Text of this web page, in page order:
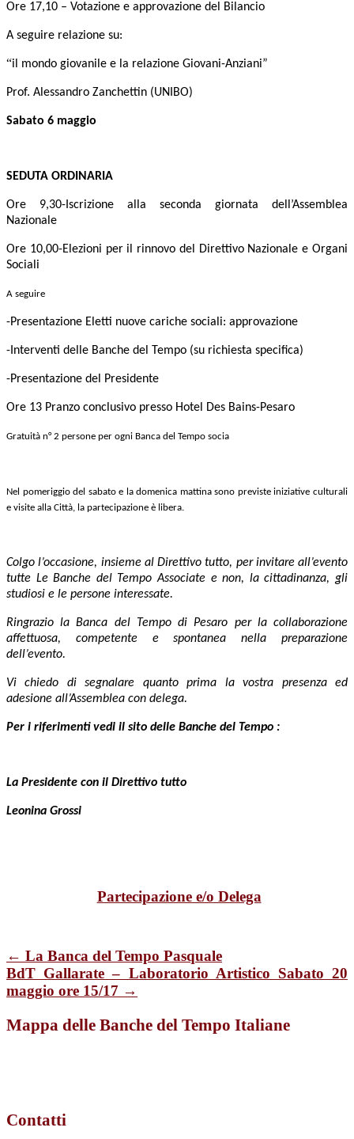
Ore 17,10 – Votazione e approvazione del Bilancio
A seguire relazione su:
“il mondo giovanile e la relazione Giovani-Anziani”
Prof. Alessandro Zanchettin (UNIBO)
Sabato 6 maggio
SEDUTA ORDINARIA
Ore 9,30-Iscrizione alla seconda giornata dell’Assemblea
Nazionale
Ore 10,00-Elezioni per il rinnovo del Direttivo Nazionale e Organi
Sociali
A seguire
-Presentazione Eletti nuove cariche sociali: approvazione
-Interventi delle Banche del Tempo (su richiesta specifica)
-Presentazione del Presidente
Ore 13 Pranzo conclusivo presso Hotel Des Bains-Pesaro
Gratuità n° 2 persone per ogni Banca del Tempo socia
Nel pomeriggio del sabato e la domenica mattina sono previste iniziative culturali
e visite alla Città, la partecipazione è libera.
Colgo l’occasione, insieme al Direttivo tutto, per invitare all’evento
tutte Le Banche del Tempo Associate e non, la cittadinanza, gli
studiosi e le persone interessate.
Ringrazio la Banca del Tempo di Pesaro per la collaborazione
affettuosa, competente e spontanea nella preparazione
dell’evento.
Vi chiedo di segnalare quanto prima la vostra presenza ed
adesione all’Assemblea con delega.
Per i riferimenti vedi il sito delle Banche del Tempo :
La Presidente con il Direttivo tutto
Leonina Grossi
Partecipazione e/o Delega
← La Banca del Tempo Pasquale
BdT Gallarate – Laboratorio Artistico Sabato 20
maggio ore 15/17 →
Mappa delle Banche del Tempo Italiane
Contatti